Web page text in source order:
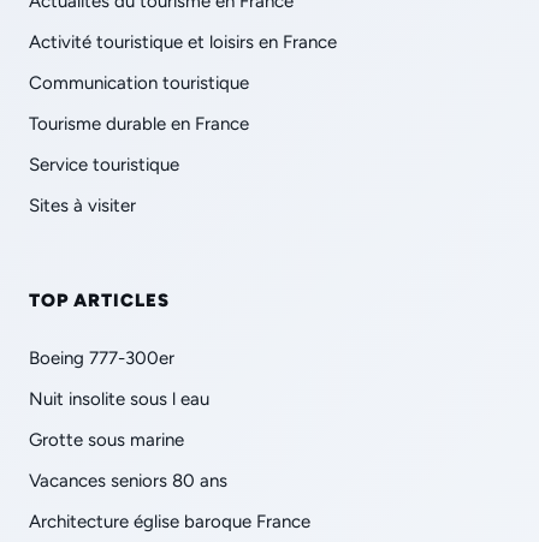
Activité touristique et loisirs en France
Communication touristique
Tourisme durable en France
Service touristique
Sites à visiter
TOP ARTICLES
Boeing 777-300er
Nuit insolite sous l eau
Grotte sous marine
Vacances seniors 80 ans
Architecture église baroque France